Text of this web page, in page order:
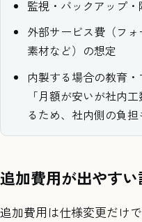
監視・バックアップ
外部サービス費（フ
素材など）の想定
内製する場合の教育
「月額が安いが社内
るため、社内側の負担
追加費用が出やす
追加費用は仕様変更だけ